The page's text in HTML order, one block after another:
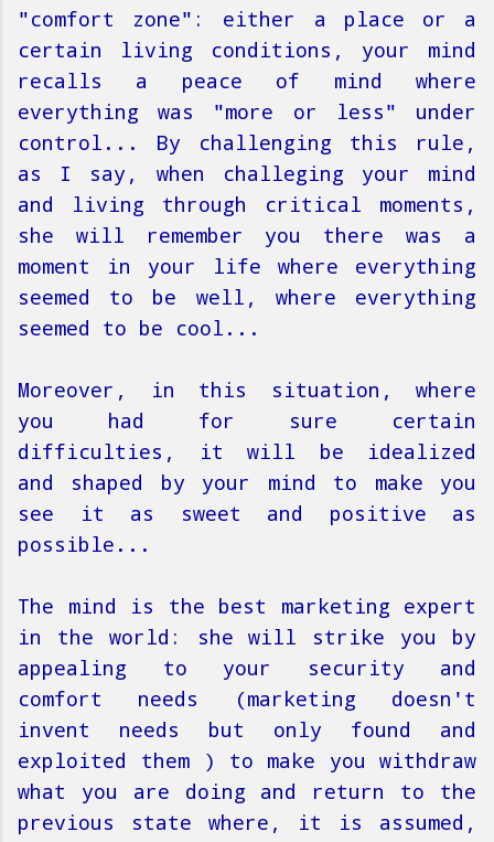
"comfort zone": either a place or a
certain living conditions, your mind
recalls a peace of mind where
everything was "more or less" under
control... By challenging this rule,
as I say, when challeging your mind
and living through critical moments,
she will remember you there was a
moment in your life where everything
seemed to be well, where everything
seemed to be cool...
Moreover, in this situation, where
you had for sure certain
difficulties, it will be idealized
and shaped by your mind to make you
see it as sweet and positive as
possible...
The mind is the best marketing expert
in the world: she will strike you by
appealing to your
security and
comfort needs (marketing doesn't
invent needs but only found and
exploited them ) to make you withdraw
what you are doing and return to the
previous state where, it is assumed,